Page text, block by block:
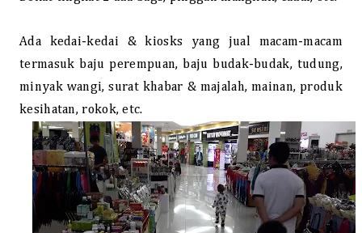
Ada kedai-kedai & kiosks yang jual macam-macam
termasuk baju perempuan, baju budak-budak, tudung,
minyak wangi, surat khabar & majalah, mainan, produk
kesihatan, rokok, etc.